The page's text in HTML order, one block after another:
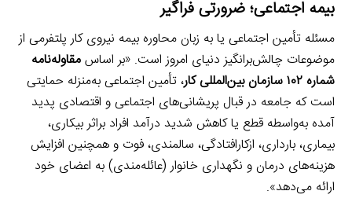
بیمه اجتماعی؛ ضرورتی فراگیر
مسئله تأمین اجتماعی یا به زبان محاوره بیمه نیروی کار پلتفرمی از
موضوعات چالش‌برانگیز دنیای امروز است. «بر اساسمقاوله‌نامه
شماره ۱۰۲ سازمان بین‌المللی کار
، تأمین اجتماعی به‌منزله حمایتی
است که جامعه در قبال پریشانی‌های اجتماعی و اقتصادی پدید
آمده به‌واسطه قطع یا کاهش شدید درآمد افراد براثر بیکاری،
بیماری، بارداری، ازکارافتادگی، سالمندی، فوت و همچنین افزایش
هزینه‌های درمان و نگهداری خانوار (عائله‌مندی) به اعضای خود
ارائه می‌دهد».